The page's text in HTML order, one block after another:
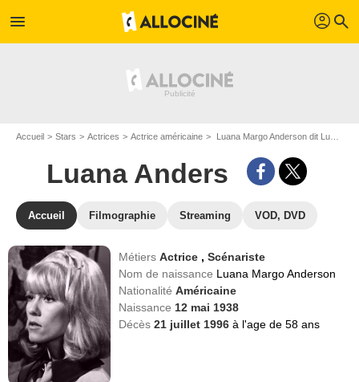
menu profil search
Accueil Stars Actrices Actrice américaine Luana Margo Anderson dit Luana Anders
Luana Anders
Accueil Filmographie Streaming VOD, DVD
MétiersActrice ,Scénariste
Nom de naissance Luana Margo Anderson
NationalitéAméricaine
Naissance 12 mai 1938
Décès21 juillet 1996à l'age de 58 ans